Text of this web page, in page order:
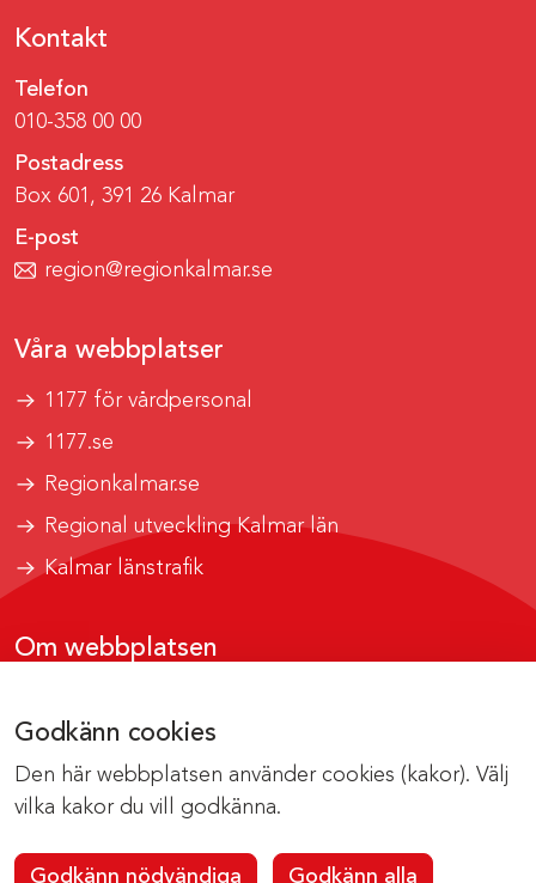
Godkänn cookies
Den här webbplatsen använder cookies (kakor). Välj
vilka kakor du vill godkänna.
Godkänn nödvändiga Godkänn alla
Kontakt
Telefon
010-358 00 00
Postadress
Box 601, 391 26 Kalmar
E-post
region@regionkalmar.se
Våra webbplatser
1177 för vårdpersonal
1177.se
Regionkalmar.se
Regional utveckling Kalmar län
Kalmar länstrafik
Om webbplatsen
Om cookies
Kontakta webbredaktionen